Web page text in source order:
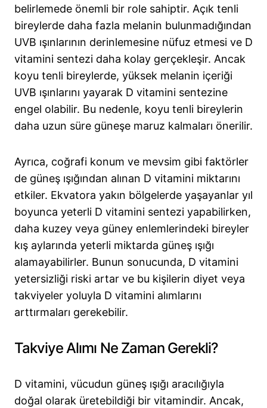
belirlemede önemli bir role sahiptir. Açık tenli
bireylerde daha fazla melanin bulunmadığından
UVB ışınlarının derinlemesine nüfuz etmesi ve D
vitamini sentezi daha kolay gerçekleşir. Ancak
koyu tenli bireylerde, yüksek melanin içeriği
UVB ışınlarını yayarak D vitamini sentezine
engel olabilir. Bu nedenle, koyu tenli bireylerin
daha uzun süre güneşe maruz kalmaları önerilir.
Ayrıca, coğrafi konum ve mevsim gibi faktörler
de güneş ışığından alınan D vitamini miktarını
etkiler. Ekvatora yakın bölgelerde yaşayanlar yıl
boyunca yeterli D vitamini sentezi yapabilirken,
daha kuzey veya güney enlemlerindeki bireyler
kış aylarında yeterli miktarda güneş ışığı
alamayabilirler. Bunun sonucunda, D vitamini
yetersizliği riski artar ve bu kişilerin diyet veya
takviyeler yoluyla D vitamini alımlarını
arttırmaları gerekebilir.
Takviye Alımı Ne Zaman Gerekli?
D vitamini, vücudun güneş ışığı aracılığıyla
doğal olarak üretebildiği bir vitamindir. Ancak,